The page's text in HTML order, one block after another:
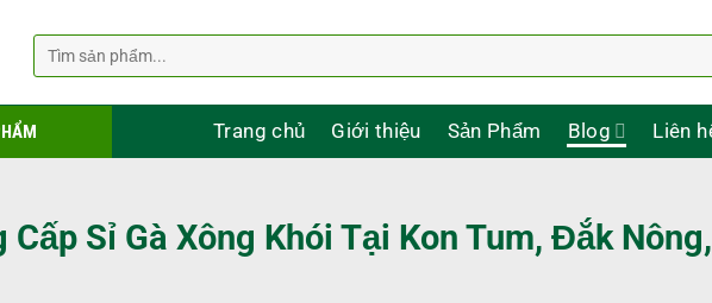
Tìm
kiếm:
Trang chủ Giới thiệu Sản Phẩm Blog Liên
Cấp Sỉ Gà Xông Khói Tại Kon Tum, Đắk Nông,